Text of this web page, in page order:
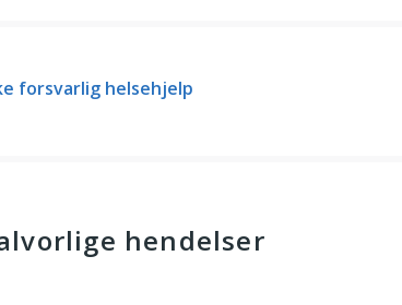
forsvarlig helsehjelp
hendelser